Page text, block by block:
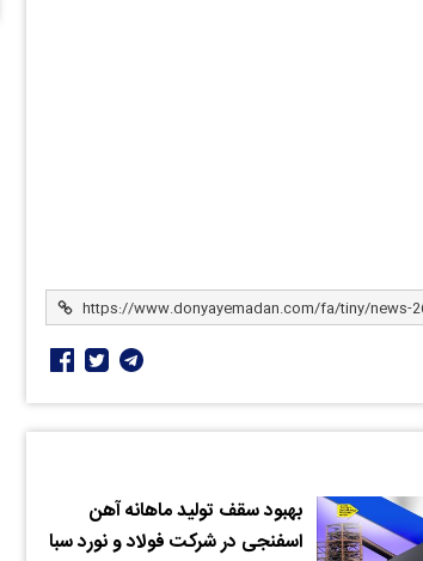
بهبود سقف تولید ماهانه آهن
اسفنجی در شرکت فولاد و نورد سبا